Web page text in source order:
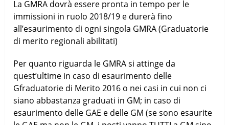
La GMRA dovrà essere pronta in tempo per le
immissioni in ruolo 2018/19 e durerà fino
all’esaurimento di ogni singola GMRA (Graduatorie
di merito regionali abilitati)
Per quanto riguarda le GMRA si attinge da
quest’ultime in caso di esaurimento delle
Gfraduatorie di Merito 2016 o nei casi in cui non ci
siano abbastanza graduati in GM; in caso di
esaurimento delle GAE e delle GM (se sono esaurite